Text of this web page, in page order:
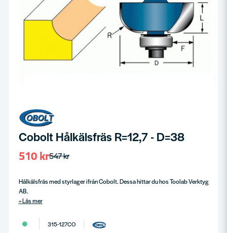
Cobolt Hålkälsfräs R=12,7 - D=38
547 kr
510 kr
Hålkälsfräs med styrlager ifrån Cobolt. Dessa hittar du hos Toolab Verktyg
AB.
Läs mer
315-127CO